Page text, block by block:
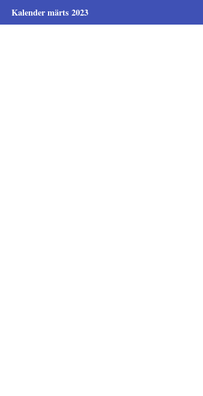
Kalender märts 2023